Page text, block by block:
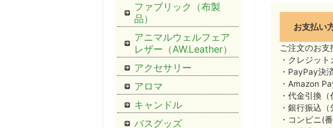
お支払い
ご注文のお支
・クレジッ
・PayPay決
・Amazon
・代金引換
・銀行振込（
・コンビニ(
ファブリック（布製
品）
アニマルウェルフェア
レザー（AW.Leather）
アクセサリー
アロマ
キャンドル
バスグッズ